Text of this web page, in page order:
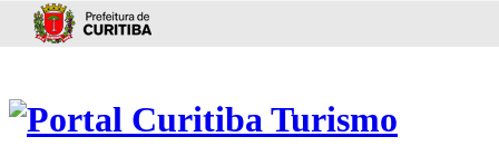
Ir para conteúdo